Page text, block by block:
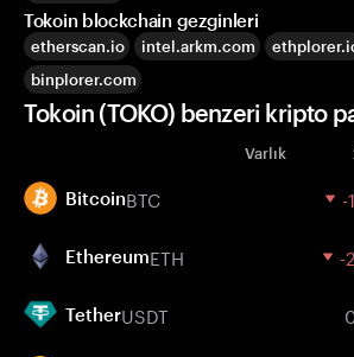
Tokoin blockchain gezginleri
etherscan.io intel.arkm.com
binplorer.com
Tokoin (TOKO) benzeri kripto
Varlık
BitcoinBTC -
EthereumETH -
TetherUSDT